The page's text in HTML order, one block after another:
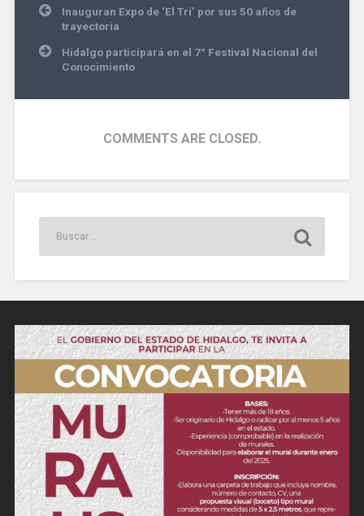
Navegación
de
entradas
Inauguran Expo de ‘El Tri’ por sus 50 años de
trayectoria
Hidalgo participará en el 7° Festival Nacional del
Conocimiento
COMMENTS ARE CLOSED.